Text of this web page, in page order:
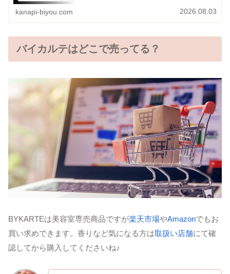
kanapi-biyou.com 2026.08.03
バイカルテはどこで売ってる？
BYKARTEは美容室専売商品ですが楽天市場やAmazonでもお
買い求めできます。香りなど気になる方は取扱い店舗にて確
認してから購入してくださいね♪